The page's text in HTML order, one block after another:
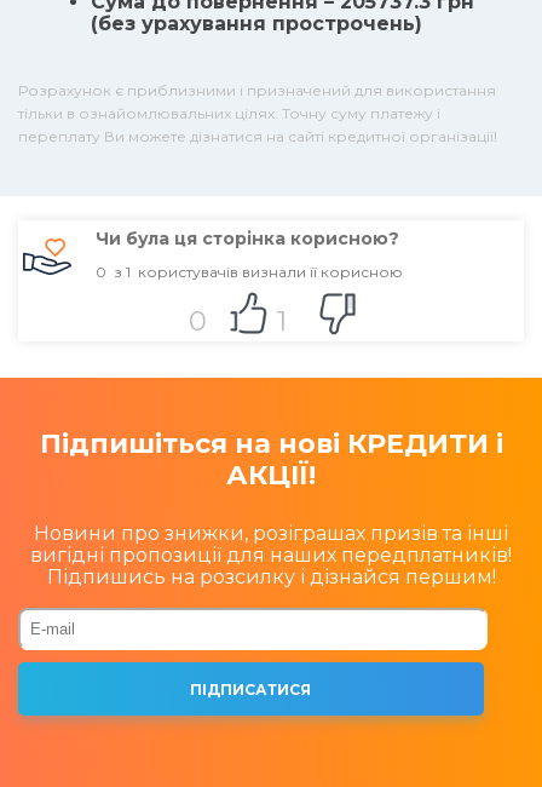
(без урахування прострочень)
Розрахунок є приблизними і призначений для використання
тільки в ознайомлювальних цілях. Точну суму платежу і
переплату Ви можете дізнатися на сайті кредитної організації!
Чи була ця сторінка корисною?
0 з 1 користувачів визнали її корисною
0 1
Підпишіться на нові КРЕДИТИ і
АКЦІЇ!
Новини про знижки, розіграшах призів та інші
вигідні пропозиції для наших передплатників!
Підпишись на розсилку і дізнайся першим!